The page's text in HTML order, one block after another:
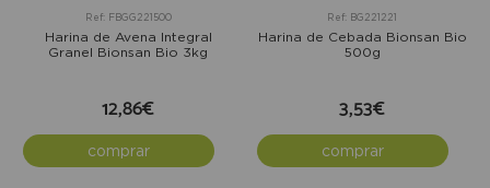
Ref: FBGG221500
Harina de Avena Integral
Granel Bionsan Bio 3kg
12,86€
comprar
Ref: BG221221
Harina de Cebada Bionsan Bio
500g
3,53€
comprar